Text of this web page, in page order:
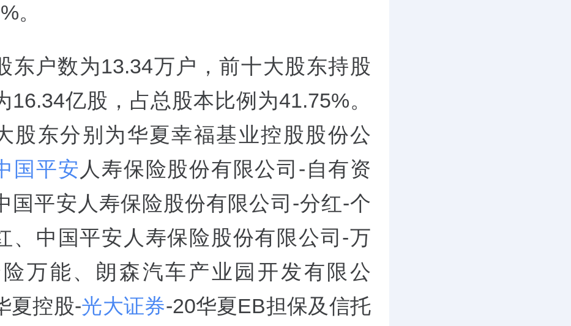
。
东户数为13.34万户，前十大股东持股
16.34亿股，占总股本比例为41.75%。
股东分别为华夏幸福基业控股股份公
国平安 人寿保险股份有限公司-自有资
国平安人寿保险股份有限公司-分红-个
、中国平安人寿保险股份有限公司-万
万能、朗森汽车产业园开发有限公
夏控股-光大证券-20华夏EB担保及信托